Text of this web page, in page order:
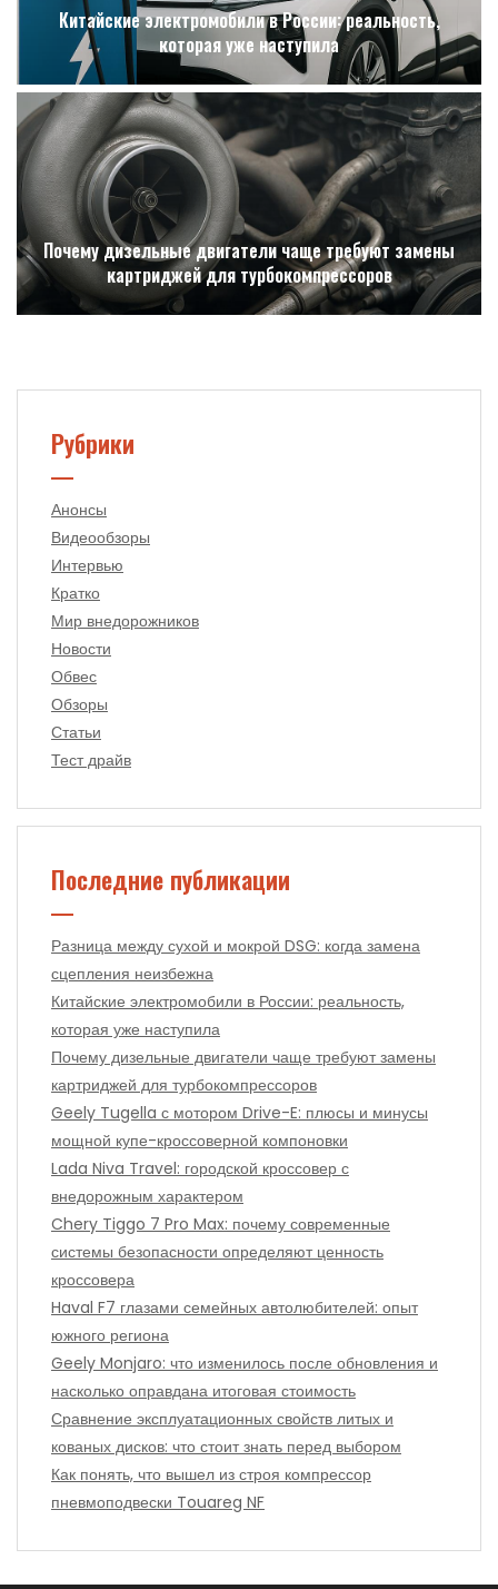
Китайские электромобили в России: реальность,
которая уже наступила
Почему дизельные двигатели чаще требуют замены
картриджей для турбокомпрессоров
Рубрики
Анонсы
Видеообзоры
Интервью
Кратко
Мир внедорожников
Новости
Обвес
Обзоры
Статьи
Тест драйв
Последние публикации
Разница между сухой и мокрой DSG: когда замена
сцепления неизбежна
Китайские электромобили в России: реальность,
которая уже наступила
Почему дизельные двигатели чаще требуют замены
картриджей для турбокомпрессоров
Geely Tugella с мотором Drive-E: плюсы и минусы
мощной купе-кроссоверной компоновки
Lada Niva Travel: городской кроссовер с
внедорожным характером
Chery Tiggo 7 Pro Max: почему современные
системы безопасности определяют ценность
кроссовера
Haval F7 глазами семейных автолюбителей: опыт
южного региона
Geely Monjaro: что изменилось после обновления и
насколько оправдана итоговая стоимость
Сравнение эксплуатационных свойств литых и
кованых дисков: что стоит знать перед выбором
Как понять, что вышел из строя компрессор
пневмоподвески Touareg NF